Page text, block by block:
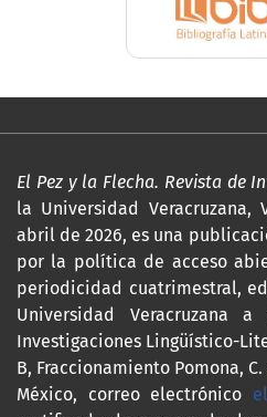
El Pez y la Flecha. Revista de
la Universidad Veracruzana,
abril de 2026, es una
por la política de acceso
periodicidad cuatrimestral,
Universidad Veracruzana
Investigaciones Lingüístico-
B, Fraccionamiento Pomona,
México, correo electrónico